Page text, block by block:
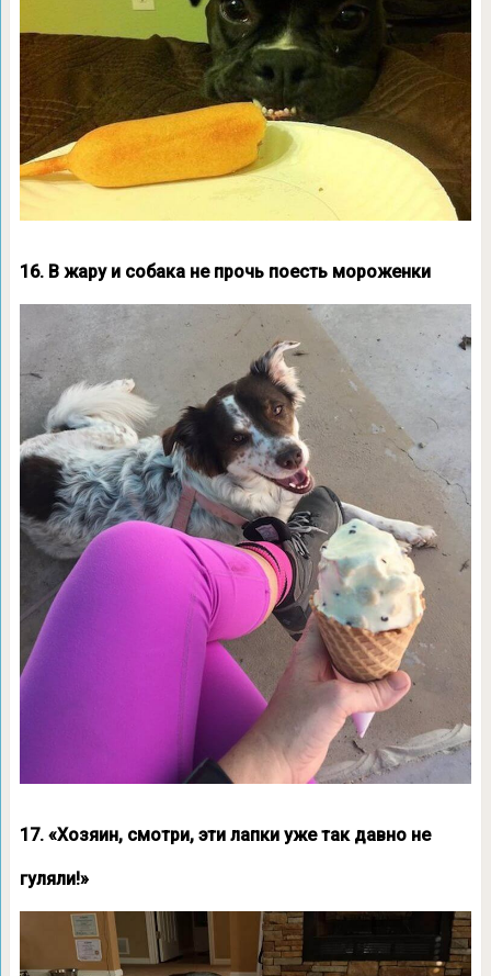
16. В жару и собака не прочь поесть мороженки
17. «Хозяин, смотри, эти лапки уже так давно не
гуляли!»